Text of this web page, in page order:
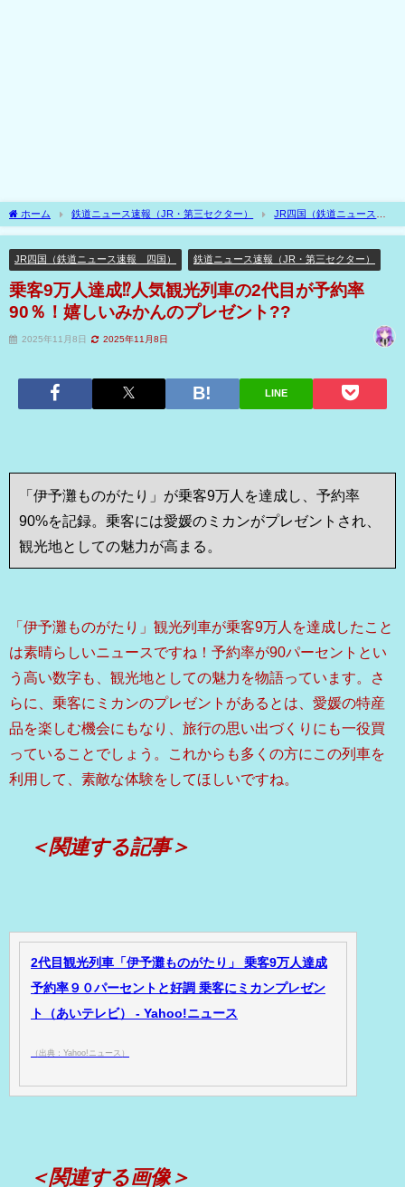
ホーム 鉄道ニュース速報（JR・第三セクター）
JR四国（鉄道ニュース速
報 四国）
乗客9万人達成⁉人気観光列車の2代目が予約率90％！嬉しいみかんのプ
JR四国（鉄道ニュース速報 四国）
鉄道ニュース速報（JR・第三セクター）
乗客9万人達成⁉人気観光列車の2代目が予約率
90％！嬉しいみかんのプレゼント??
2025年11月8日 2025年11月8日
LINE
「伊予灘ものがたり」が乗客9万人を達成し、予約率
90%を記録。乗客には愛媛のミカンがプレゼントされ、
観光地としての魅力が高まる。
「伊予灘ものがたり」観光列車が乗客9万人を達成したこと
は素晴らしいニュースですね！予約率が90パーセントとい
う高い数字も、観光地としての魅力を物語っています。さ
らに、乗客にミカンのプレゼントがあるとは、愛媛の特産
品を楽しむ機会にもなり、旅行の思い出づくりにも一役買
っていることでしょう。これからも多くの方にこの列車を
利用して、素敵な体験をしてほしいですね。
＜関連する記事＞
2代目観光列車「伊予灘ものがたり」 乗客9万人達成
予約率９０パーセントと好調 乗客にミカンプレゼン
ト（あいテレビ） - Yahoo!ニュース
（出典：Yahoo!ニュース）
＜関連する画像＞